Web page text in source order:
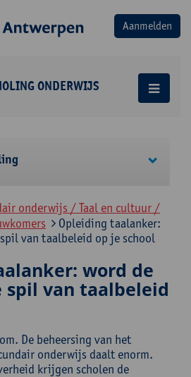
ONDERWIJS
onderwijs / Taal en cultuur /
Opleiding taalanker:
van taalbeleid op je school
word de
spil van taalbeleid
De beheersing van het
onderwijs daalt enorm.
krijgen scholen de